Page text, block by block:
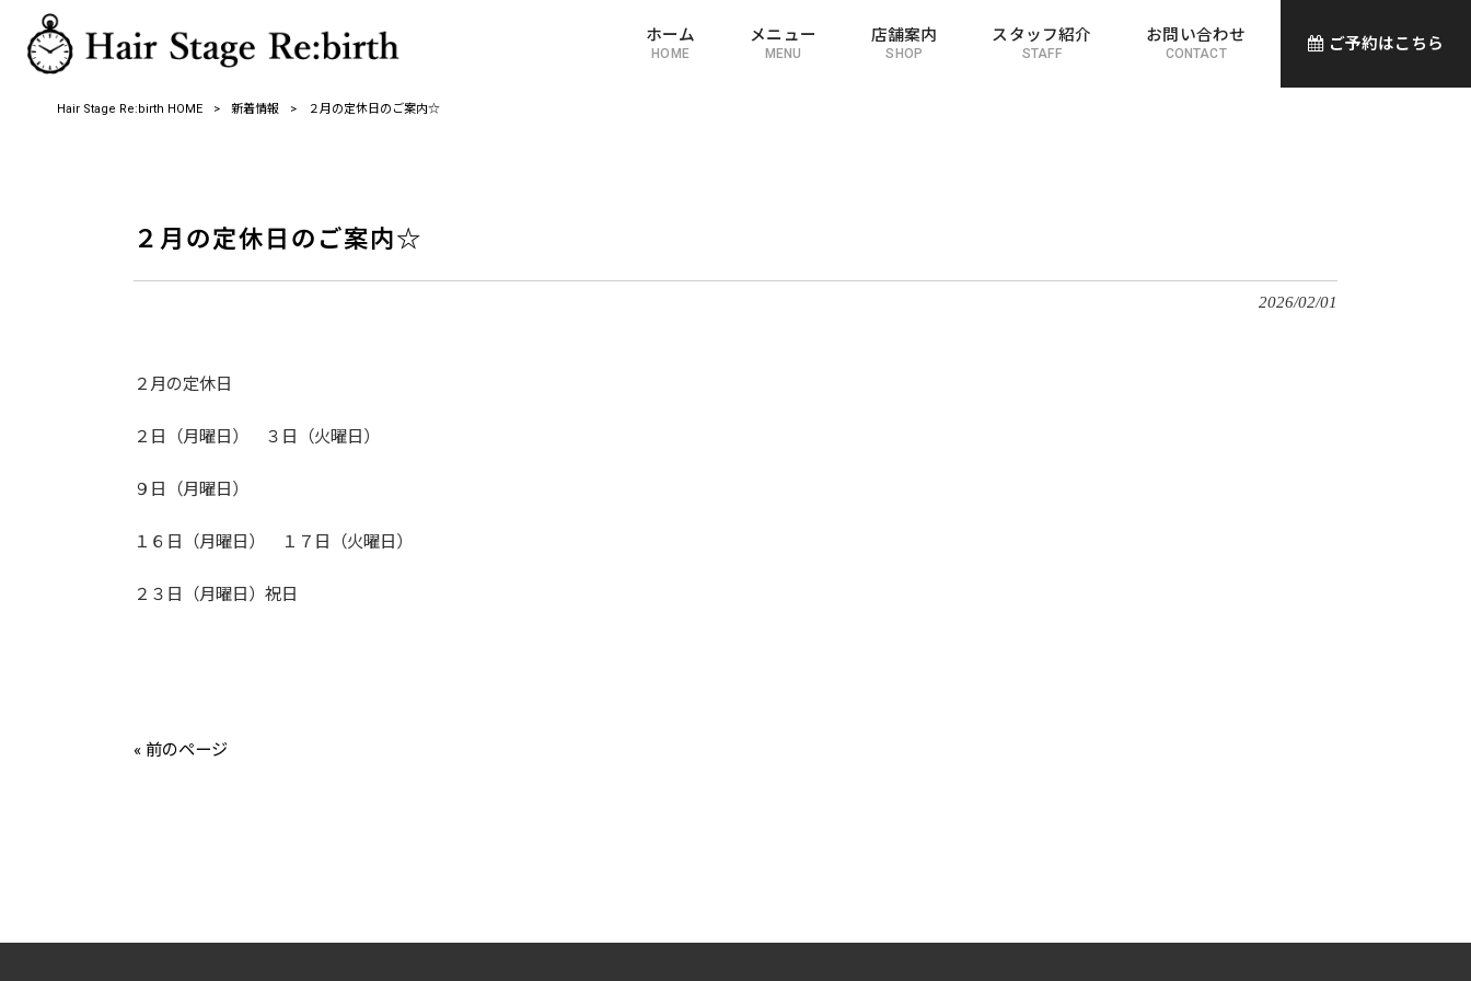
ホーム
HOME
メニュー
MENU
店舗案内
SHOP
スタッフ紹介
STAFF
お問い合わせ
CONTACT ご予約はこちら
Hair Stage Re:birth HOME > 新着情報 > ２月の定休日のご案内☆
２月の定休日のご案内☆
2026/02/01
２月の定休日
２日（月曜日） ３日（火曜日）
９日（月曜日）
１６日（月曜日） １７日（火曜日）
２３日（月曜日）祝日
« 前のページ